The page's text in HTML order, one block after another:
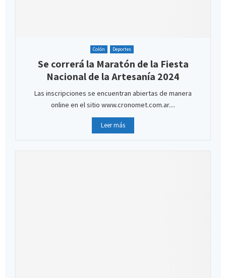
Colón Deportes
Se correrá la Maratón de la Fiesta
Nacional de la Artesanía 2024
Las inscripciones se encuentran abiertas de manera
online en el sitio www.cronomet.com.ar....
Leer más